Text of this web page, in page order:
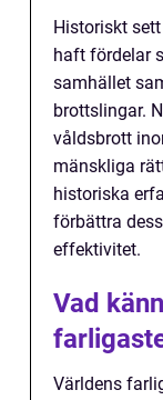
Historiskt
haft fördelar
samhället
brottslingar.
våldsbrott
mänskliga
historiska
förbättra
effektivitet.
Vad
Världens